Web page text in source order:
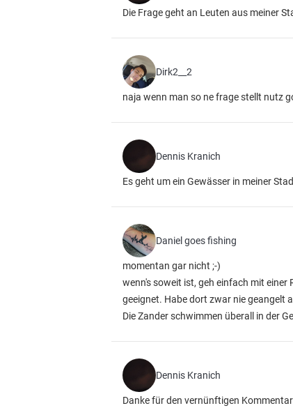
Die Frage geht an Leuten aus meiner
Dirk2__2
naja wenn man so ne frage stellt nutz
Dennis Kranich
Es geht um ein Gewässer in meiner
Daniel goes fishing
momentan gar nicht ;-)
wenn's soweit ist, geh einfach mit einer
geeignet. Habe dort zwar nie geangelt
Die Zander schwimmen überall in der
Dennis Kranich
Danke für den vernünftigen Kommentar